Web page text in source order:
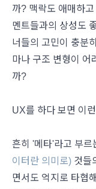
까? 맥락도 애매하
멘트들과의 상성도
너들의 고민이 충분
마나 구조 변형이 어
까?
UX를 하다 보면 이
흔히 '메타'라고 부르
이터란 의미로) 것들
면서도 억지로 타협